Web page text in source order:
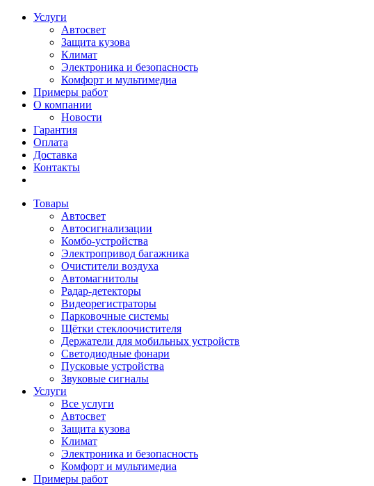
Услуги
Автосвет
Защита кузова
Климат
Электроника и безопасность
Комфорт и мультимедиа
Примеры работ
О компании
Новости
Гарантия
Оплата
Доставка
Контакты
Товары
Автосвет
Автосигнализации
Комбо-устройства
Электропривод багажника
Очистители воздуха
Автомагнитолы
Радар-детекторы
Видеорегистраторы
Парковочные системы
Щётки стеклоочистителя
Держатели для мобильных устройств
Светодиодные фонари
Пусковые устройства
Звуковые сигналы
Услуги
Все услуги
Автосвет
Защита кузова
Климат
Электроника и безопасность
Комфорт и мультимедиа
Примеры работ